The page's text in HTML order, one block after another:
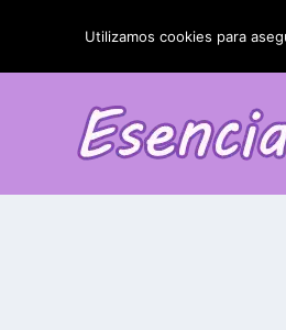
TENDENCIAS: La
Utilizamos cookies para